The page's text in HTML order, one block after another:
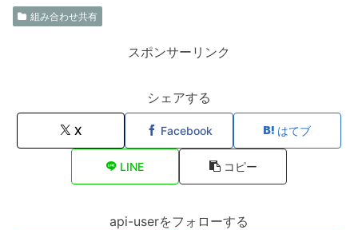
組み合わせ共有
スポンサーリンク
シェアする
X Facebook はてブ
LINE コピー
api-userをフォローする